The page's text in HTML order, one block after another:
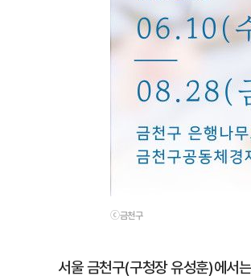
ⓒ금천구
서울 금천구(구청장 유성훈)에서